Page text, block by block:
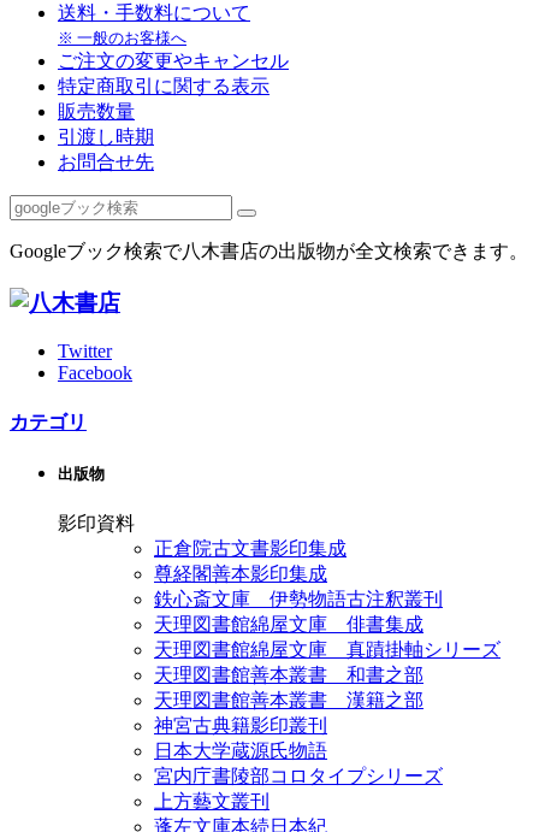
送料・手数料について
※ 一般のお客様へ
ご注文の変更やキャンセル
特定商取引に関する表示
販売数量
引渡し時期
お問合せ先
Googleブック検索で八木書店の出版物が全文検索できます。
Twitter
Facebook
カテゴリ
出版物
影印資料
正倉院古文書影印集成
尊経閣善本影印集成
鉄心斎文庫 伊勢物語古注釈叢刊
天理図書館綿屋文庫 俳書集成
天理図書館綿屋文庫 真蹟掛軸シリーズ
天理図書館善本叢書 和書之部
天理図書館善本叢書 漢籍之部
神宮古典籍影印叢刊
日本大学蔵源氏物語
宮内庁書陵部コロタイプシリーズ
上方藝文叢刊
蓬左文庫本続日本紀